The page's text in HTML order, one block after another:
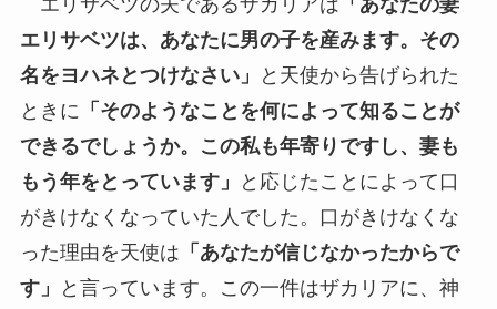
エリサベツの夫であるザカリアは 「あなたの妻
エリサベツは、あなたに男の子を産みます。その
名をヨハネとつけなさい」
と天使から告げられた
ときに 「そのようなことを何によって知ることが
できるでしょうか。この私も年寄りですし、妻も
もう年をとっています」
と応じたことによって口
がきけなくなっていた人でした。口がきけなくな
った理由を天使は 「あなたが信じなかったからで
す」
と言っています。この一件はザカリアに、神